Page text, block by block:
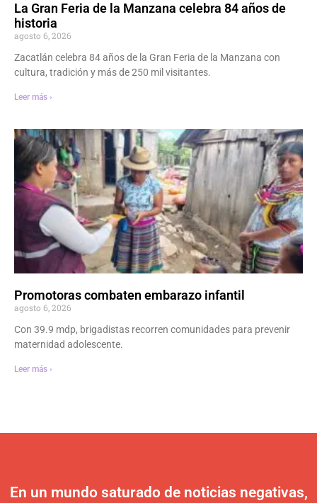
La Gran Feria de la Manzana celebra 84 años de
historia
agosto 6, 2026
Zacatlán celebra 84 años de la Gran Feria de la Manzana con
cultura, tradición y más de 250 mil visitantes.
Leer más ›
Promotoras combaten embarazo infantil
agosto 6, 2026
Con 39.9 mdp, brigadistas recorren comunidades para prevenir
maternidad adolescente.
Leer más ›
En un mundo saturado de noticias negativas,